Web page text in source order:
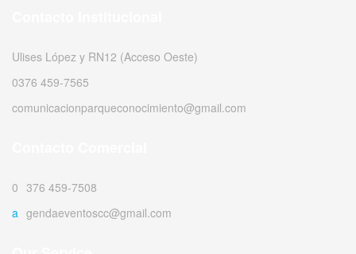
Ulises López y RN12 (Acceso Oeste)
0376 459-7565
comunicacionparqueconocimiento@gmail.com
0376 459-7508
agendaeventoscc@gmail.com